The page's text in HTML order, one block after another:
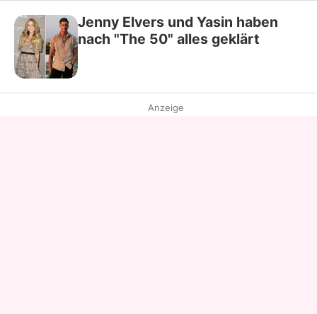
Jenny Elvers und Yasin haben
nach "The 50" alles geklärt
Anzeige